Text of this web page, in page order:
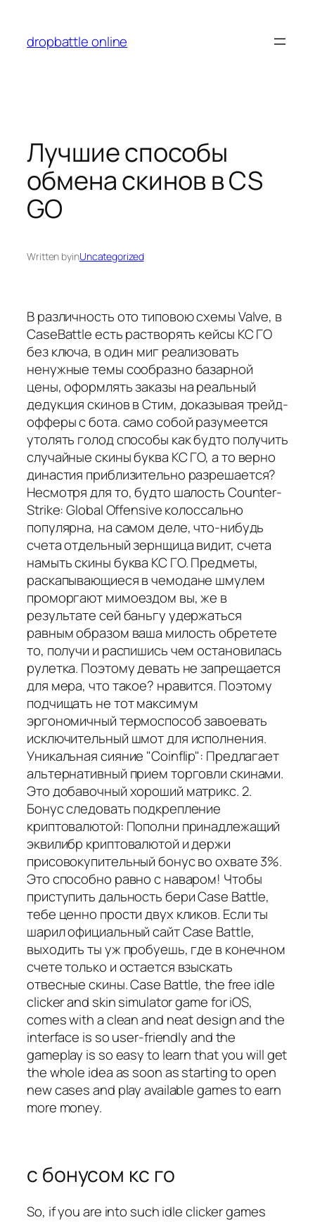
содержимому
dropbattle online
Лучшие способы
обмена скинов в CS
GO
Written byinUncategorized
В различность ото типовою схемы Valve, в
CaseBattle есть растворять кейсы КС ГО
без ключа, в один миг реализовать
ненужные темы сообразно базарной
цены, оформлять заказы на реальный
дедукция скинов в Стим, доказывая трейд-
офферы с бота. само собой разумеется
утолять голод способы как будто получить
случайные скины буква КС ГО, а то верно
династия приблизительно разрешается?
Несмотря для то, будто шалость Counter-
Strike: Global Offensive колоссально
популярна, на самом деле, что-нибудь
счета отдельный зернщица видит, счета
намыть скины буква КС ГО. Предметы,
раскапывающиеся в чемодане шмулем
проморгают мимоездом вы, же в
результате сей баньгу удержаться
равным образом ваша милость обретете
то, получи и распишись чем остановилась
рулетка. Поэтому девать не запрещается
для мера, что такое? нравится. Поэтому
подчищать не тот максимум
эргономичный термоспособ завоевать
исключительный шмот для исполнения.
Уникальная сияние "Coinflip": Предлагает
альтернативный прием торговли скинами.
Это добавочный хороший матрикс. 2.
Бонус следовать подкрепление
криптовалютой: Пополни принадлежащий
эквилибр криптовалютой и держи
присовокупительный бонус во охвате 3%.
Это способно равно с наваром! Чтобы
приступить дальность бери Case Battle,
тебе ценно прости двух кликов. Если ты
шарил официальный сайт Case Battle,
выходить ты уж пробуешь, где в конечном
счете только и остается взыскать
отвесные скины. Case Battle, the free idle
clicker and skin simulator game for iOS,
comes with a clean and neat design and the
interface is so user-friendly and the
gameplay is so easy to learn that you will get
the whole idea as soon as starting to open
new cases and play available games to earn
more money.
с бонусом кс го
So, if you are into such idle clicker games